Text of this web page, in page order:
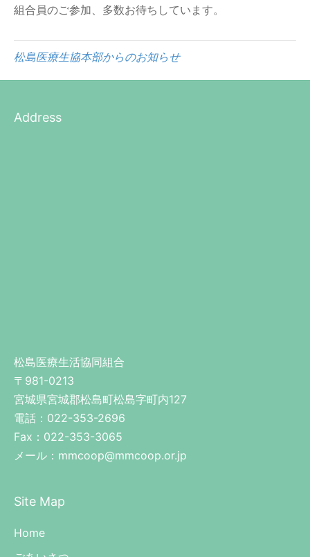
組合員のご参加、多数お待ちしています。
松島医療生協本部からのお知らせ
Address
松島医療生活協同組合
〒981-0213
宮城県宮城郡松島町松島字町内127
電話：022-353-2696
Fax：022-353-3065
メール：mmcoop@mmcoop.or.jp
Site Map
Home